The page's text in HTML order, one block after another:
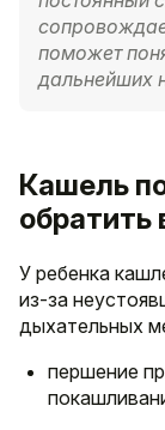
поможет
дальнейших
Кашель
обратить
У ребенка
из-за
дыхательных
першение